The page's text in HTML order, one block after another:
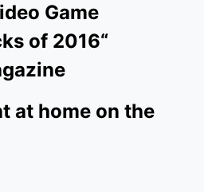
Game
of 2016“
at home on the